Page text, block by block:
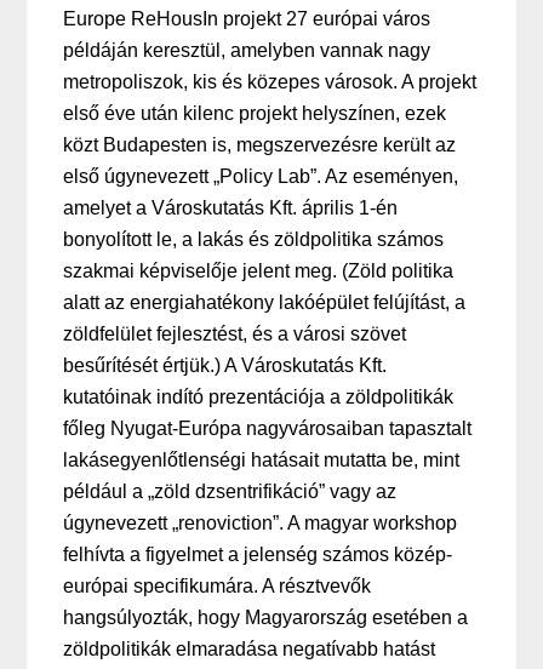
Europe ReHousIn projekt 27 európai város
példáján keresztül, amelyben vannak nagy
metropoliszok, kis és közepes városok. A projekt
első éve után kilenc projekt helyszínen, ezek
közt Budapesten is, megszervezésre került az
első úgynevezett „Policy Lab”. Az eseményen,
amelyet a Városkutatás Kft. április 1-én
bonyolított le, a lakás és zöldpolitika számos
szakmai képviselője jelent meg. (Zöld politika
alatt az energiahatékony lakóépület felújítást, a
zöldfelület fejlesztést, és a városi szövet
besűrítését értjük.) A Városkutatás Kft.
kutatóinak indító prezentációja a zöldpolitikák
főleg Nyugat-Európa nagyvárosaiban tapasztalt
lakásegyenlőtlenségi hatásait mutatta be, mint
például a „zöld dzsentrifikáció” vagy az
úgynevezett „renoviction”. A magyar workshop
felhívta a figyelmet a jelenség számos közép-
európai specifikumára. A résztvevők
hangsúlyozták, hogy Magyarország esetében a
zöldpolitikák elmaradása negatívabb hatást